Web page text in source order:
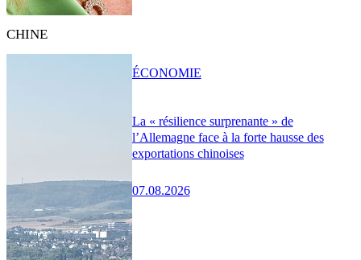
CHINE
La « résilience surprenante » de
l’Allemagne face à la forte hausse des
exportations chinoises
07.08.2026
ÉCONOMIE